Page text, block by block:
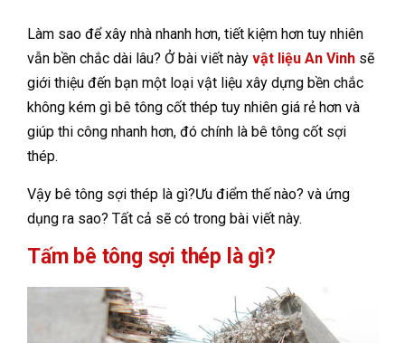
Làm sao để xây nhà nhanh hơn, tiết kiệm hơn tuy nhiên
vẫn bền chắc dài lâu? Ở bài viết này vật liệu An Vinh sẽ
giới thiệu đến bạn một loại vật liệu xây dựng bền chắc
không kém gì bê tông cốt thép tuy nhiên giá rẻ hơn và
giúp thi công nhanh hơn, đó chính là bê tông cốt sợi
thép.
Vậy bê tông sợi thép là gì?Ưu điểm thế nào? và ứng
dụng ra sao? Tất cả sẽ có trong bài viết này.
Tấm bê tông sợi thép là gì?